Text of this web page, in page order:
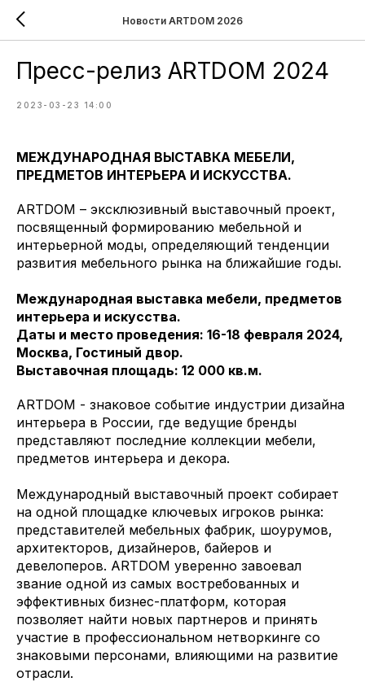
Новости ARTDOM 2026
Пресс-релиз ARTDOM 2024
2023-03-23 14:00
МЕЖДУНАРОДНАЯ ВЫСТАВКА МЕБЕЛИ,
ПРЕДМЕТОВ ИНТЕРЬЕРА И ИСКУССТВА.
ARTDOM – эксклюзивный выставочный проект,
посвященный формированию мебельной и
интерьерной моды, определяющий тенденции
развития мебельного рынка на ближайшие годы.
Международная выставка мебели, предметов
интерьера и искусства.
Даты и место проведения: 16-18 февраля 2024,
Москва, Гостиный двор.
Выставочная площадь: 12 000 кв.м.
ARTDOM - знаковое событие индустрии дизайна
интерьера в России, где ведущие бренды
представляют последние коллекции мебели,
предметов интерьера и декора.
Международный выставочный проект собирает
на одной площадке ключевых игроков рынка:
представителей мебельных фабрик, шоурумов,
архитекторов, дизайнеров, байеров и
девелоперов. ARTDOM уверенно завоевал
звание одной из самых востребованных и
эффективных бизнес-платформ, которая
позволяет найти новых партнеров и принять
участие в профессиональном нетворкинге со
знаковыми персонами, влияющими на развитие
отрасли.